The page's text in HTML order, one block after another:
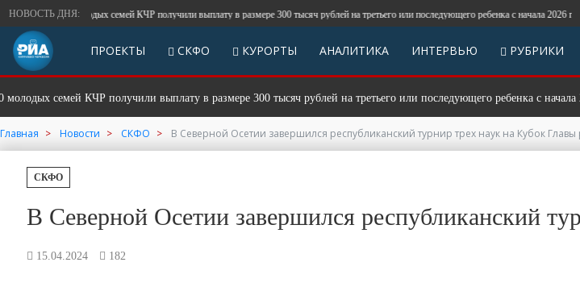
НОВОСТЬ ДНЯ:
400 молодых семей КЧР получили выплату в размере 300 тысяч рублей на третьего или последующего ребенка с начала 2026 года
ПРОЕКТЫ СКФО КУРОРТЫ АНАЛИТИКА ИНТЕРВЬЮ РУБРИКИ
семей КЧР получили выплату в размере 300 тысяч рублей на третьего или последующего ребенка с начала 2026
Главная Новости СКФО В Северной Осетии завершился республиканский турнир трех наук на Кубок Главы
СКФО
В Северной Осетии завершился республиканский
15.04.2024 182